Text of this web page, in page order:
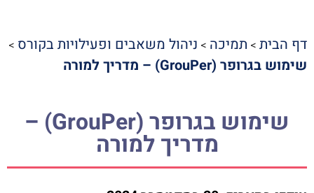
דף הבית>תמיכה>ניהול משאבים ופעילויות בקורס>
שימוש בגרופר (GrouPer) – מדריך למורה
שימוש בגרופר (GrouPer) –
מדריך למורה